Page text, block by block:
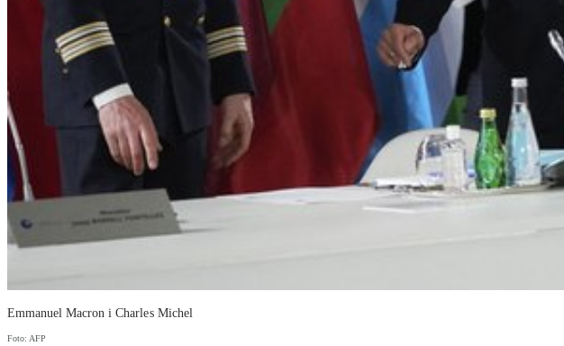
Emmanuel Macron i Charles Michel
Foto: AFP